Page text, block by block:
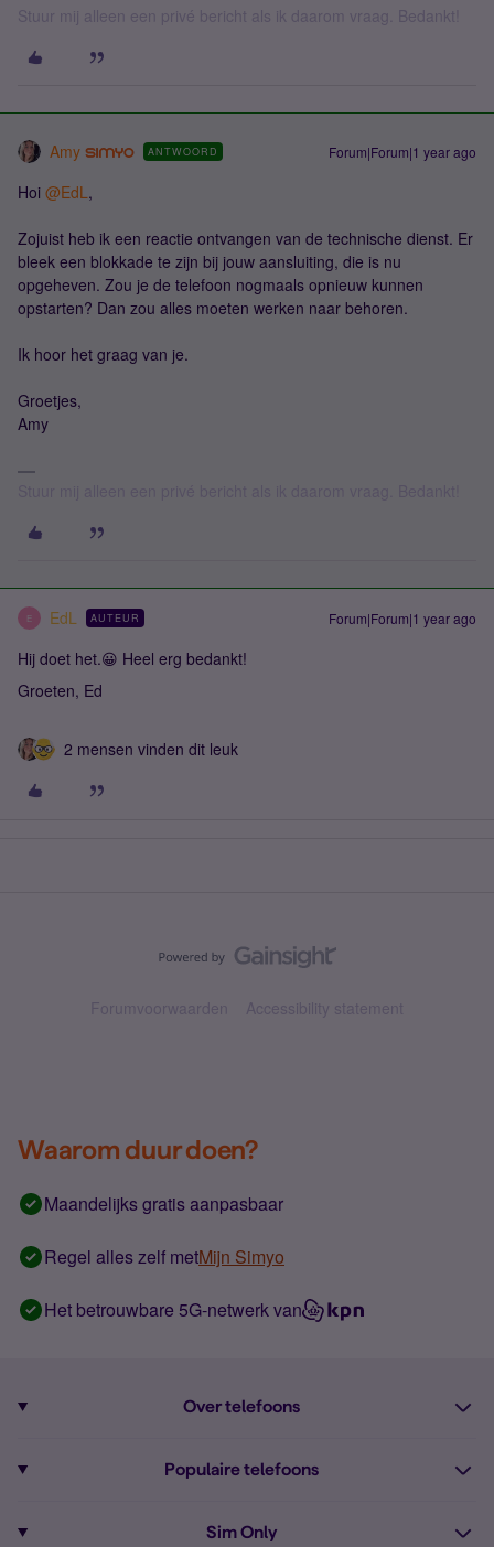
Stuur mij alleen een privé bericht als ik daarom vraag. Bedankt!
Amy ANTWOORD Forum|Forum|1 year ago
Hoi ​ @EdL,
Zojuist heb ik een reactie ontvangen van de technische dienst. Er
bleek een blokkade te zijn bij jouw aansluiting, die is nu
opgeheven. Zou je de telefoon nogmaals opnieuw kunnen
opstarten? Dan zou alles moeten werken naar behoren.
Ik hoor het graag van je.
Groetjes,
Amy
E EdL AUTEUR Forum|Forum|1 year ago
Hij doet het.😀 Heel erg bedankt!
Groeten, Ed
2 mensen vinden dit leuk
Forumvoorwaarden Accessibility statement
Waarom duur doen?
Maandelijks gratis aanpasbaar
Regel alles zelf metMijn Simyo
Het betrouwbare 5G-netwerk van
Over telefoons
Alle telefoons
Populaire telefoons
Sim Only